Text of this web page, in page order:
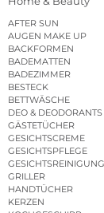
AFTER SUN
AUGEN MAKE UP
BACKFORMEN
BADEMATTEN
BADEZIMMER
BESTECK
BETTWÄSCHE
DEO & DEODORANTS
GÄSTETÜCHER
GESICHTSCREME
GESICHTSPFLEGE
GRILLER
HANDTÜCHER
KERZEN